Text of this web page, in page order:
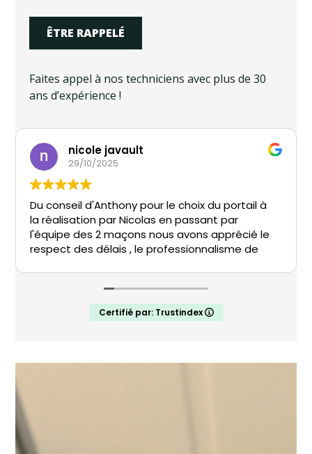
ÊTRE RAPPELÉ
Faites appel à nos techniciens avec plus de 30
ans d’expérience !
nicole javault
29/10/2025
Du conseil d'Anthony pour le choix du portail à
la réalisation par Nicolas en passant par
l'équipe des 2 maçons nous avons apprécié le
respect des délais , le professionnalisme de
Le portail a été posé en novembre 2024 , il
nous donne entière satisfaction.
Certifié par: Trustindex